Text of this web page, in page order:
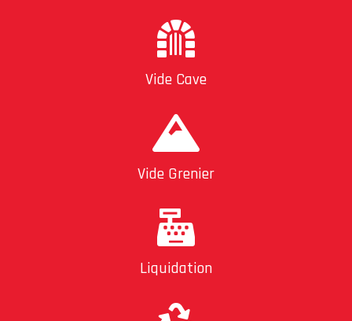
Vide Cave
Vide Grenier
Liquidation